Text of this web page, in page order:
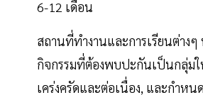
6-12 เดือน
สถานที่ทำงานและการเรียนต่าง
กิจกรรมที่ต้องพบปะกันเป็นกลุ่ม
เคร่งครัดและต่อเนื่อง, และกำห